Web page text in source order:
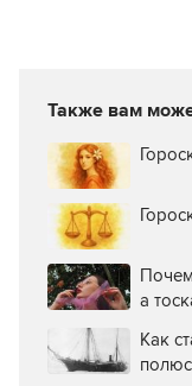
На грани
животные
края